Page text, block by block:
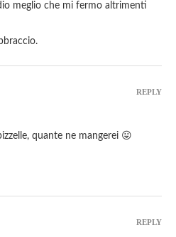
meglio che mi fermo altrimenti
quante ne mangerei 😛
REPLY
REPLY